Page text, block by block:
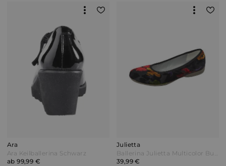
Ara
Ara Keilballerina Schwarz
ab 99,99 €
Julietta
Ballerina Julietta Multicolor Bunt
39,99 €